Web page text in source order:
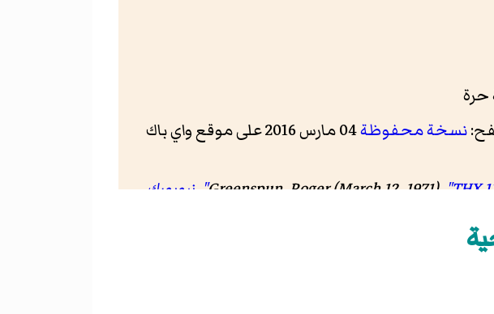
نسخة محفوظة
04 مارس 2016 على موقع واي باك
Greenspun, Roger(March 12, 1971)."THX
.نيويورك
Oliver, Myrna